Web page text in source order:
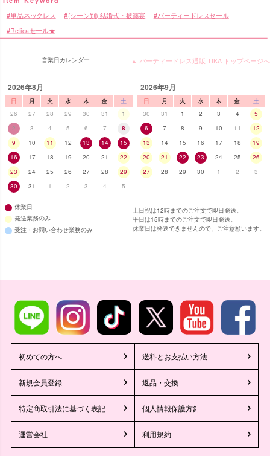
単品ネックレス (シーン別) 結婚式・披露宴 パーティードレスセール
Reticaセール★
▲ パーティードレス通販 TIKA トップページへ
営業日カレンダー
2026年8月
日 月 火 水 木 金
土
26
27 28 29 30 31
1
2
3 4 5 6 7
8
9
10 11 12 13 14
15
16
17 18 19 20 21
22
23
24 25 26 27 28
29
30
31 1 2 3 4 5
2026年9月
日 月 火 水 木 金
土
30
31 1 2 3 4
5
6
7 8 9 10 11
12
13
14 15 16 17 18
19
20
21 22 23 24 25
26
27
28 29 30 1 2 3
休業日
発送業務のみ
受注・お問い合わせ業務のみ
土日祝は12時までのご注文で即日発送。
平日は15時までのご注文で即日発送。
休業日は発送できませんので、ご注意願います。
初めての方へ 送料とお支払い方法
新規会員登録 返品・交換
特定商取引法に基づく表記 個人情報保護方針
運営会社 利用規約